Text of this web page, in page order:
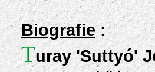
Biografie:
Turay 'Suttyó'